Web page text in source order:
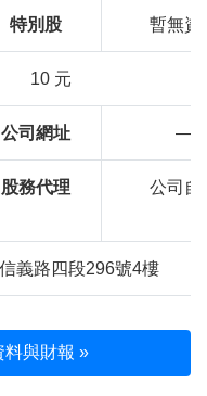
特別股 暫無資
10 元
公司網址 —
股務代理 公司自
義路四段296號4樓
料與財報 »